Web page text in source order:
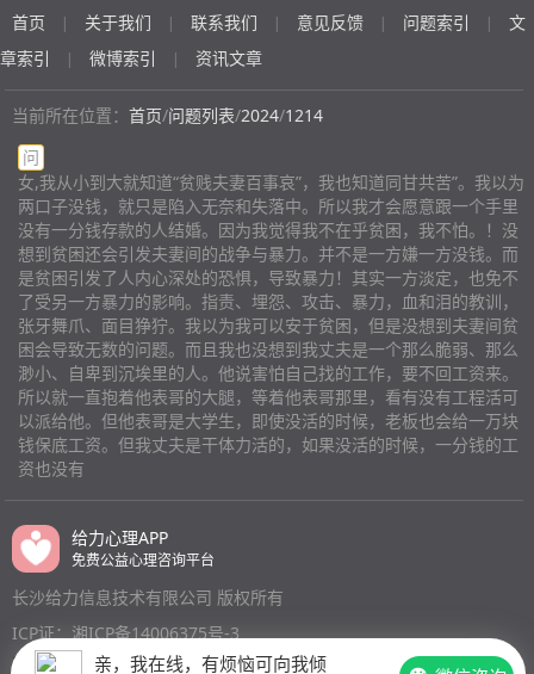
亲，我在线，有烦恼可向我倾
是狠不下心，我们现在有个女儿快两岁了！在老家父母带
好那做的不好，感觉还是看不起家里人，没钱啊！做什么
都不行， 平时生活中感觉大气都不敢出，现在觉得在一
起过得好压抑，总是担心说了什么话，或者事惹到她，又
办，这段婚姻还能继续下去吗？(匿名)
活着什么劲，我心里有障碍啦我知道，有时候他气得我要
疯啦一样，孩子是他亲生的，老婆是他第一个老婆，我们
是从小夫妻 他却是这么对待家里人，一个冷血无情人我
该如何继续我的婚姻，谁能帮帮我啊！！！
但是我老公家人的价值观念和金钱观念是特别省的那种，
就是能将就就不花的状态，他们说的这些话我觉得内心承
济独立，不花他们家一分钱，但是现在的状态是我老公开
了个铝合金门店，需要我看店和出去和他安装，他不同意
然后接受他每次对支出去向的质问和碎碎念，我感觉我会
疯了，小时候是这样，长大结婚后也是这样，我无法想象
这种日子何时是尽头，如果我一意孤行选择上班又会引发
家庭战争，被长辈指责不以大局为重，只顾自己，我不去
上班我又受不了现在的日子，总之我就是不想用他们家人
一分钱，省得总是背负莫须有的罪名，我觉得这一点真的
很难让人忍受，没有过我这种成长环境的人，总觉得我这
个就去小事，就去矫情，我老公还觉得我有病，自尊也有
病吗，(匿名)
系状态。要的不是完美，关键是连最基本的安全保障都没
有了！我错误再多，我也没打人，他错误再少，他打人
地攻击我养的动物，我宁愿自己被打，我宁愿替动物抗下
惧。即使他真的打死它们，法律也不会给他判刑。而且他
又那么讨厌动物。他真的看什么也不顺眼，我承认我选男
人的眼光很差，因为我也有点颜控，虽然他身材难看，脂
肪多，但是身高170，还算过得去，再加上他颜值属于中
等偏上一点，所以我就很满意了，自认为找不到比他更好
看的。但是在他的疯狂、暴躁、固执面前，这些外表上的
好看全都成了零。我只是还是有点底气不足，就是对独自
扶养孩子的底气，还是不足，我哪怕手里有5万元的存
款，我也有底气搬离。但是我现在手里只有5千的存款，
所以……看来婚前要点彩礼，还是很值得的，不用要太
多，6万就足够了。还有就是：我没要彩礼，怀孕以后，
这5000。算来算去。也不是我丈夫的钱。而是之前的因
缘和合下，我娘家给的钱。当时娘家给了8千，我全花
了，因为今年他在家待业5个月。后来他又给了我一些。
花到现在，合着，还是娘家的钱……他现在手里有多少
钱，我也不知道！估计也不会太多，因为还有每个月的房
人一样
首页 | 关于我们 | 联系我们 | 意见反馈 | 问题索引 |
文
章索引
| 微博索引 | 资讯文章
当前所在位置： 首页/问题列表/2024/1214
问
女,我从小到大就知道“贫贱夫妻百事哀”，我也知道同甘共苦”。我以为
两口子没钱，就只是陷入无奈和失落中。所以我才会愿意跟一个手里
没有一分钱存款的人结婚。因为我觉得我不在乎贫困，我不怕。！没
想到贫困还会引发夫妻间的战争与暴力。并不是一方嫌一方没钱。而
是贫困引发了人内心深处的恐惧，导致暴力！其实一方淡定，也免不
了受另一方暴力的影响。指责、埋怨、攻击、暴力，血和泪的教训，
张牙舞爪、面目狰狞。我以为我可以安于贫困，但是没想到夫妻间贫
困会导致无数的问题。而且我也没想到我丈夫是一个那么脆弱、那么
渺小、自卑到沉埃里的人。他说害怕自己找的工作，要不回工资来。
所以就一直抱着他表哥的大腿，等着他表哥那里，看有没有工程活可
以派给他。但他表哥是大学生，即使没活的时候，老板也会给一万块
钱保底工资。但我丈夫是干体力活的，如果没活的时候，一分钱的工
资也没有
给力心理APP
免费公益心理咨询平台
长沙给力信息技术有限公司 版权所有
ICP证：湘ICP备14006375号-3